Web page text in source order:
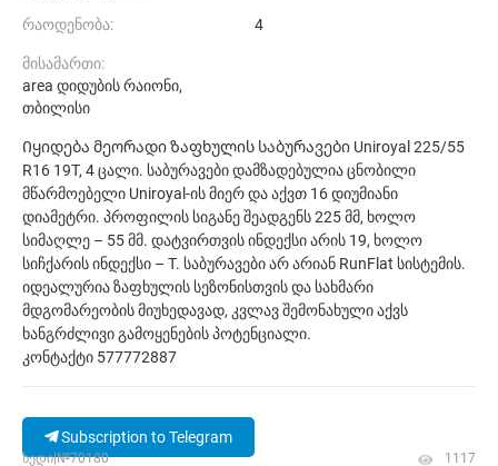
რაოდენობა: 4
მისამართი:
area დიდუბის რაიონი,
თბილისი
Იყიდება მეორადი ზაფხულის საბურავები Uniroyal 225/55
R16 19T, 4 ცალი. საბურავები დამზადებულია ცნობილი
მწარმოებელი Uniroyal-ის მიერ და აქვთ 16 დიუმიანი
დიამეტრი. პროფილის სიგანე შეადგენს 225 მმ, ხოლო
სიმაღლე – 55 მმ. დატვირთვის ინდექსი არის 19, ხოლო
სიჩქარის ინდექსი – T. საბურავები არ არიან RunFlat სისტემის.
იდეალურია ზაფხულის სეზონისთვის და სახმარი
მდგომარეობის მიუხედავად, კვლავ შემონახული აქვს
ხანგრძლივი გამოყენების პოტენციალი.
კონტაქტი 577772887
Subscription to Telegram
ხედი|№70180 1117